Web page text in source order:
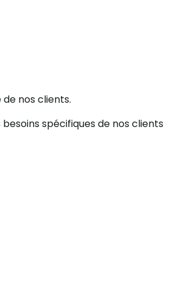
nos clients.
spécifiques de nos clients